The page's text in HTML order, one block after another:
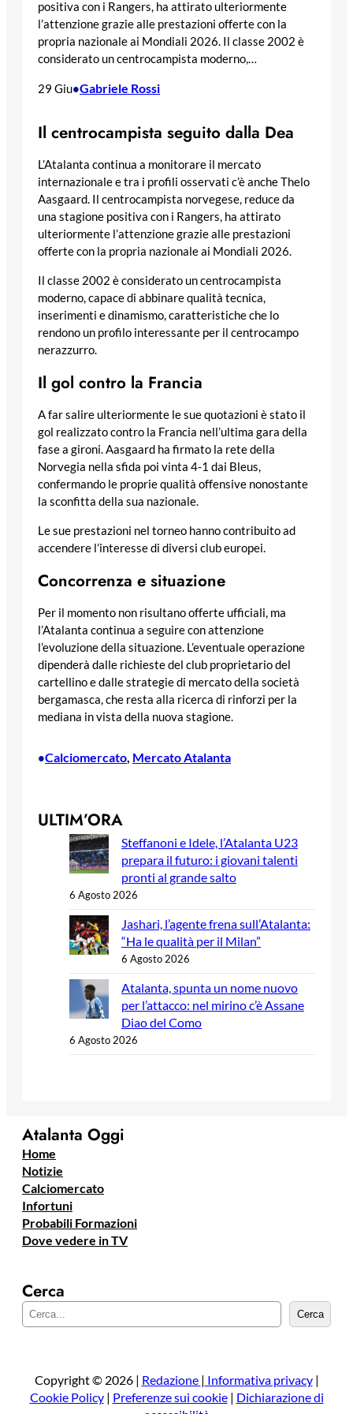
positiva con i Rangers, ha attirato ulteriormente
l’attenzione grazie alle prestazioni offerte con la
propria nazionale ai Mondiali 2026. Il classe 2002 è
considerato un centrocampista moderno,…
29 Giu•Gabriele Rossi
Il centrocampista seguito dalla Dea
L’Atalanta continua a monitorare il mercato
internazionale e tra i profili osservati c’è anche Thelo
Aasgaard. Il centrocampista norvegese, reduce da
una stagione positiva con i Rangers, ha attirato
ulteriormente l’attenzione grazie alle prestazioni
offerte con la propria nazionale ai Mondiali 2026.
Il classe 2002 è considerato un centrocampista
moderno, capace di abbinare qualità tecnica,
inserimenti e dinamismo, caratteristiche che lo
rendono un profilo interessante per il centrocampo
nerazzurro.
Il gol contro la Francia
A far salire ulteriormente le sue quotazioni è stato il
gol realizzato contro la Francia nell’ultima gara della
fase a gironi. Aasgaard ha firmato la rete della
Norvegia nella sfida poi vinta 4-1 dai Bleus,
confermando le proprie qualità offensive nonostante
la sconfitta della sua nazionale.
Le sue prestazioni nel torneo hanno contribuito ad
accendere l’interesse di diversi club europei.
Concorrenza e situazione
Per il momento non risultano offerte ufficiali, ma
l’Atalanta continua a seguire con attenzione
l’evoluzione della situazione. L’eventuale operazione
dipenderà dalle richieste del club proprietario del
cartellino e dalle strategie di mercato della società
bergamasca, che resta alla ricerca di rinforzi per la
mediana in vista della nuova stagione.
•Calciomercato, Mercato Atalanta
ULTIM’ORA
Steffanoni e Idele, l’Atalanta U23
prepara il futuro: i giovani talenti
pronti al grande salto
6 Agosto 2026
Jashari, l’agente frena sull’Atalanta:
“Ha le qualità per il Milan”
6 Agosto 2026
Atalanta, spunta un nome nuovo
per l’attacco: nel mirino c’è Assane
Diao del Como
6 Agosto 2026
Atalanta Oggi
Home
Notizie
Calciomercato
Infortuni
Probabili Formazioni
Dove vedere in TV
Cerca
e
a
Cerca
Copyright © 2026 | Redazione | Informativa privacy|
Cookie Policy| Preferenze sui cookie| Dichiarazione di